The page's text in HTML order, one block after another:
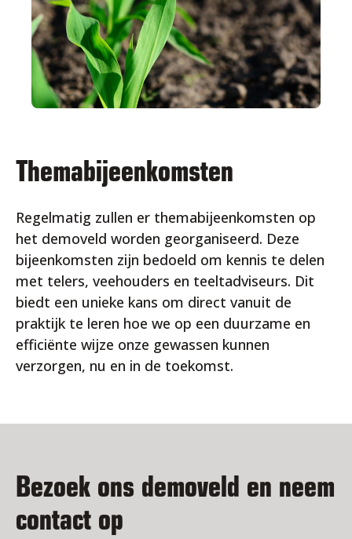
Themabijeenkomsten
Regelmatig zullen er themabijeenkomsten op
het demoveld worden georganiseerd. Deze
bijeenkomsten zijn bedoeld om kennis te delen
met telers, veehouders en teeltadviseurs. Dit
biedt een unieke kans om direct vanuit de
praktijk te leren hoe we op een duurzame en
efficiënte wijze onze gewassen kunnen
verzorgen, nu en in de toekomst.
Bezoek ons demoveld en neem
contact op